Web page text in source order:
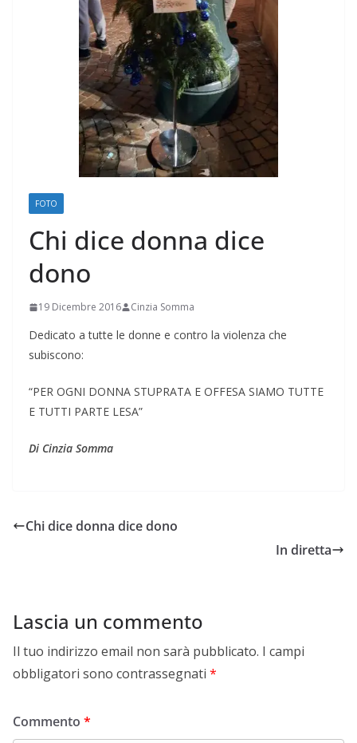
FOTO
Chi dice donna dice
dono
19 Dicembre 2016 Cinzia Somma
Dedicato a tutte le donne e contro la violenza che
subiscono:
“PER OGNI DONNA STUPRATA E OFFESA SIAMO TUTTE
E TUTTI PARTE LESA”
Di Cinzia Somma
Chi dice donna dice dono
In diretta
Lascia un commento
Il tuo indirizzo email non sarà pubblicato. I campi
obbligatori sono contrassegnati *
Commento *